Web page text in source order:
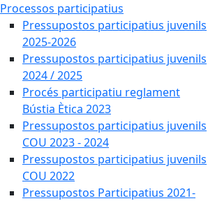
Processos participatius
Pressupostos participatius juvenils
2025-2026
Pressupostos participatius juvenils
2024 / 2025
Procés participatiu reglament
Bústia Ètica 2023
Pressupostos participatius juvenils
COU 2023 - 2024
Pressupostos participatius juvenils
COU 2022
Pressupostos Participatius 2021-